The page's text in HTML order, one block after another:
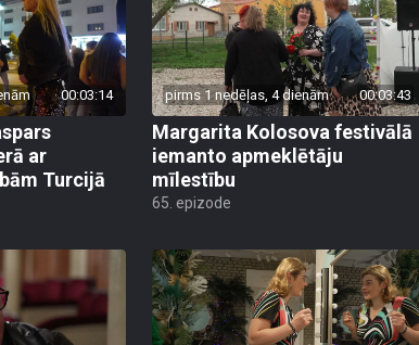
00:03:14
ar
Turcijā
pirms 1 nedēļas, 4 dienām 00:03:43
Margarita Kolosova festivālā
iemanto apmeklētāju
mīlestību
65. epizode